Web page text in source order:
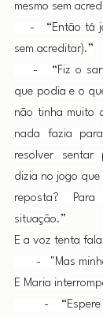
mesmo sem
-   “Então tá
sem acreditar).”
-   “Fiz o
que podia e o
não tinha muito
nada fazia
resolver sentar
dizia no jogo
reposta?
situação.”
E a voz tenta
-   "Mas
E Maria
-   “Espere